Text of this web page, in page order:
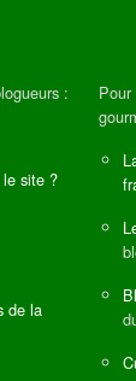
:
site ?
de la